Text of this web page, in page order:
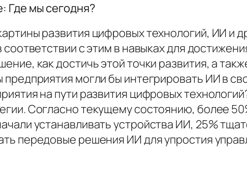
Где мы сегодня?
развития цифровых технологий, ИИ и
соответствии с этим в навыках для
как достичь этой точки развития, а
предприятия могли бы интегрировать ИИ в
на пути развития цифровых
Согласно текущему состоянию, более
устанавливать устройства ИИ, 25%
передовые решения ИИ для упростия